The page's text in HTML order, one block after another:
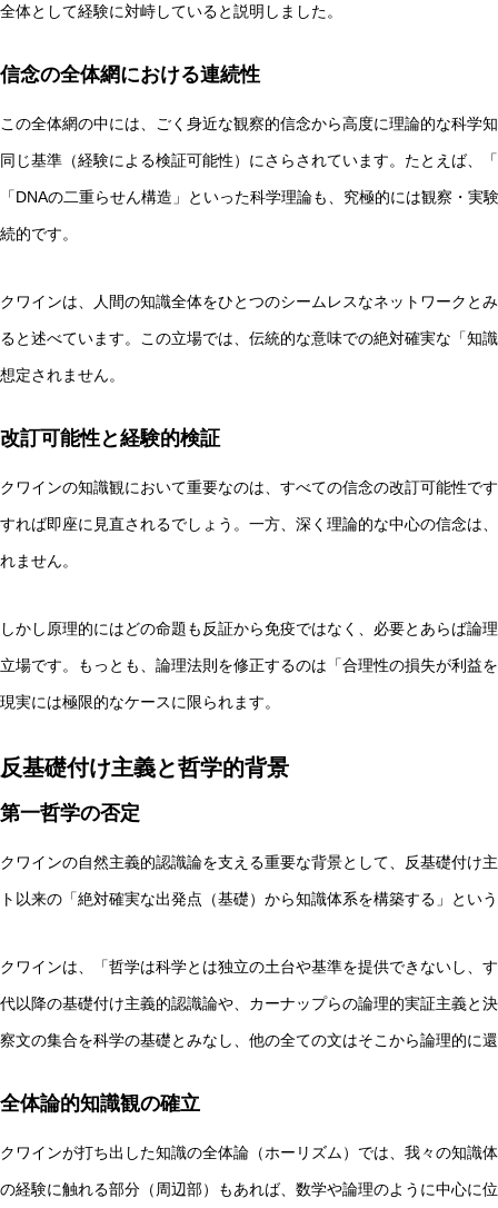
全体として経験に対峙していると説明しました。
信念の全体網における連続性
この全体網の中には、ごく身近な観察的信念から高度に理論的な科学
同じ基準（経験による検証可能性）にさらされています。たとえば、
「DNAの二重らせん構造」といった科学理論も、究極的には観察・
続的です。
クワインは、人間の知識全体をひとつのシームレスなネットワークと
ると述べています。この立場では、伝統的な意味での絶対確実な「知
想定されません。
改訂可能性と経験的検証
クワインの知識観において重要なのは、すべての信念の改訂可能性で
すれば即座に見直されるでしょう。一方、深く理論的な中心の信念は
れません。
しかし原理的にはどの命題も反証から免疫ではなく、必要とあらば論
立場です。もっとも、論理法則を修正するのは「合理性の損失が利益
現実には極限的なケースに限られます。
反基礎付け主義と哲学的背景
第一哲学の否定
クワインの自然主義的認識論を支える重要な背景として、反基礎付け
ト以来の「絶対確実な出発点（基礎）から知識体系を構築する」とい
クワインは、「哲学は科学とは独立の土台や基準を提供できないし、
代以降の基礎付け主義的認識論や、カーナップらの論理的実証主義と
察文の集合を科学の基礎とみなし、他の全ての文はそこから論理的に
全体論的知識観の確立
クワインが打ち出した知識の全体論（ホーリズム）では、我々の知識
の経験に触れる部分（周辺部）もあれば、数学や論理のように中心に